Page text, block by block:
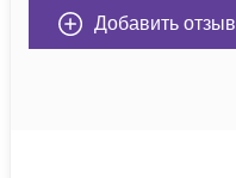
Добавить отзыв